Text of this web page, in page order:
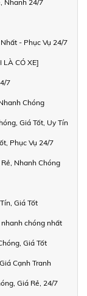
Nhanh 24/7
- Phục Vụ 24/7
LÀ CÓ XE]
7
Chóng
Giá Tốt, Uy Tín
Phục Vụ 24/7
Nhanh Chóng
Giá Tốt
chóng nhất
Giá Tốt
Cạnh Tranh
Giá Rẻ, 24/7